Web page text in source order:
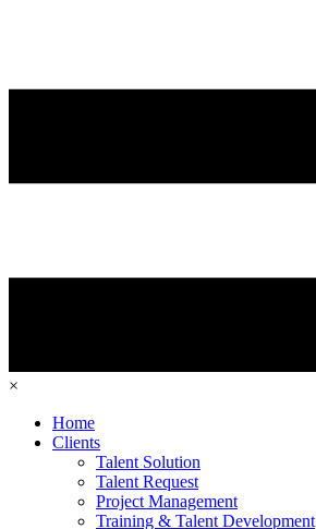
×
Home
Clients
Talent Solution
Talent Request
Project Management
Training & Talent Development